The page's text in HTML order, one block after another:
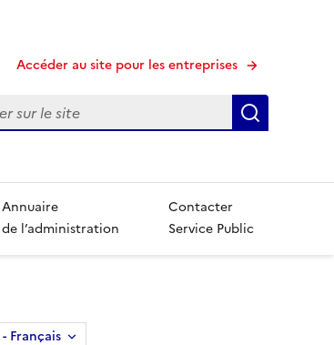
Accéder au site pour les entreprises
Annuaire
de l’administration
Contacter
Service Public
- Français